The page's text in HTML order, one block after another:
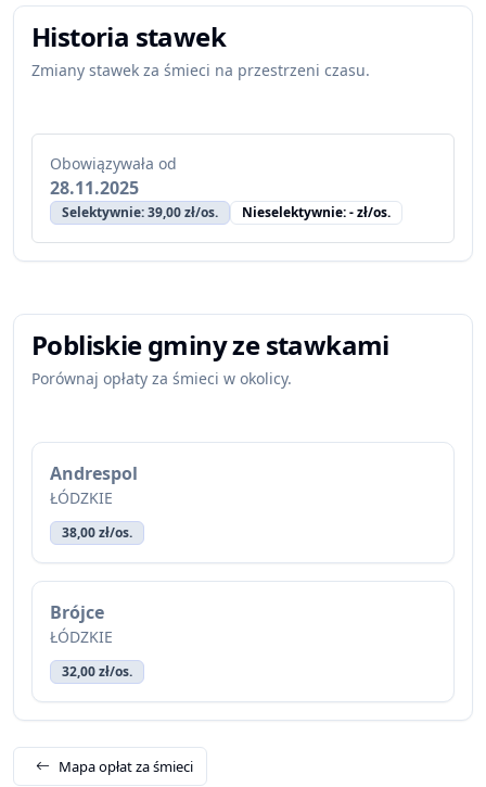
Historia stawek
Zmiany stawek za śmieci na przestrzeni czasu.
Obowiązywała od
28.11.2025
Selektywnie: 39,00 zł/os. Nieselektywnie: - zł/os.
Pobliskie gminy ze stawkami
Porównaj opłaty za śmieci w okolicy.
Andrespol
ŁÓDZKIE
38,00 zł/os.
Brójce
ŁÓDZKIE
32,00 zł/os.
Mapa opłat za śmieci